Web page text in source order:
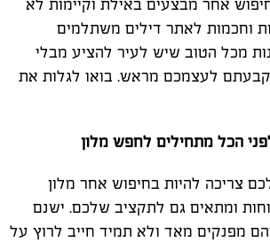
אחר מבצעים באילת וקיימות לא
וחכמות לאתר דילים משתלמים
מכל הטוב שיש לעיר להציע מבלי
לעצמכם מראש. בואו לגלות את
הכל מתחילים לחפש מלון
צריכה להיות בחיפוש אחר מלון
ומתאים גם לתקציב שלכם. ישנם
שהם מפנקים מאד ולא תמיד חייב לרוץ על